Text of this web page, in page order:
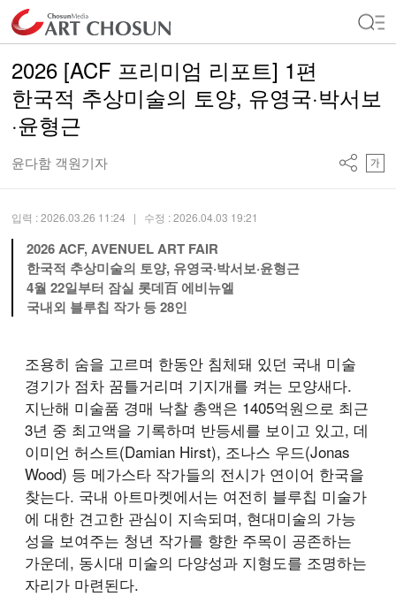
2026 [ACF 프리미엄 리포트] 1편
한국적 추상미술의 토양, 유영국·박서보
·윤형근
윤다함 객원기자
입력 : 2026.03.26 11:24 | 수정 : 2026.04.03 19:21
2026 ACF, AVENUEL ART FAIR
한국적 추상미술의 토양, 유영국·박서보·윤형근
4월 22일부터 잠실 롯데百 에비뉴엘
국내외 블루칩 작가 등 28인
조용히 숨을 고르며 한동안 침체돼 있던 국내 미술
경기가 점차 꿈틀거리며 기지개를 켜는 모양새다.
지난해 미술품 경매 낙찰 총액은 1405억원으로 최근
3년 중 최고액을 기록하며 반등세를 보이고 있고, 데
이미언 허스트(Damian Hirst), 조나스 우드(Jonas
Wood) 등 메가스타 작가들의 전시가 연이어 한국을
찾는다. 국내 아트마켓에서는 여전히 블루칩 미술가
에 대한 견고한 관심이 지속되며, 현대미술의 가능
성을 보여주는 청년 작가를 향한 주목이 공존하는
가운데, 동시대 미술의 다양성과 지형도를 조명하는
자리가 마련된다.